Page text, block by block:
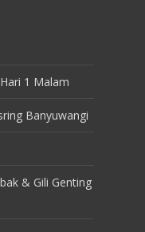
1 Malam
Banyuwangi
& Gili Genting